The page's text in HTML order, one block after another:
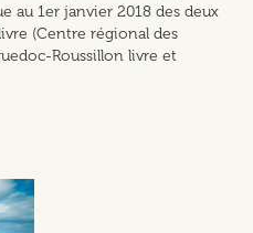
au 1er janvier 2018 des deux
(Centre régional des
Roussillon livre et